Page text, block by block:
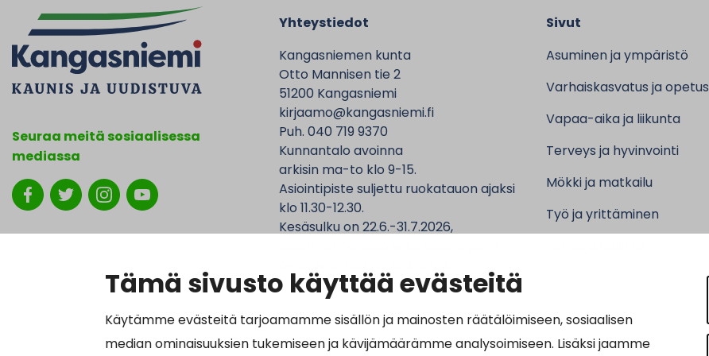
Tämä sivusto käyttää evästeitä
Käytämme evästeitä tarjoamamme sisällön ja mainosten räätälöimiseen, sosiaalisen
median ominaisuuksien tukemiseen ja kävijämäärämme analysoimiseen. Lisäksi jaamme
Seuraa meitä sosiaalisessa
mediassa
Yhteystiedot
Kangasniemen kunta
Otto Mannisen tie 2
51200 Kangasniemi
kirjaamo@kangasniemi.fi
Puh. 040 719 9370
Kunnantalo avoinna
arkisin ma-to klo 9-15.
Asiointipiste suljettu ruokatauon ajaksi
klo 11.30-12.30.
Kesäsulku on 22.6.-31.7.2026,
Sivut
Asuminen ja ympäristö
Varhaiskasvatus ja opetus
Vapaa-aika ja liikunta
Terveys ja hyvinvointi
Mökki ja matkailu
Työ ja yrittäminen